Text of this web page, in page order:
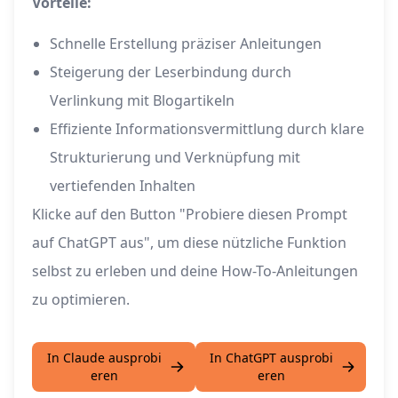
Schnelle Erstellung präziser Anleitungen
Steigerung der Leserbindung durch
Verlinkung mit Blogartikeln
Effiziente Informationsvermittlung durch klare
Strukturierung und Verknüpfung mit
vertiefenden Inhalten
Klicke auf den Button "Probiere diesen Prompt
auf ChatGPT aus", um diese nützliche Funktion
selbst zu erleben und deine How-To-Anleitungen
zu optimieren.
In Claude ausprobi
eren
In ChatGPT ausprobi
eren